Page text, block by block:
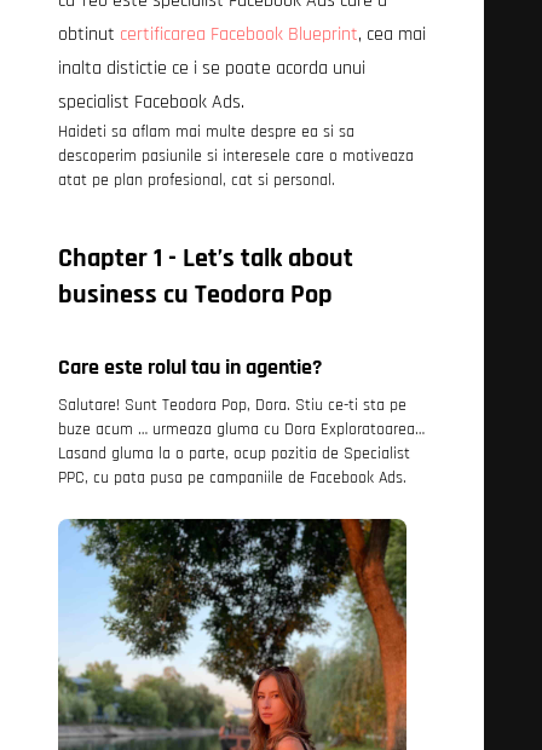
obtinut certificarea Facebook Blueprint, cea mai
inalta distictie ce i se poate acorda unui
specialist Facebook Ads.
Haideti sa aflam mai multe despre ea si sa
descoperim pasiunile si interesele care o motiveaza
atat pe plan profesional, cat si personal.
Chapter 1 - Let’s talk about
business cu Teodora Pop
Care este rolul tau in agentie?
Salutare! Sunt Teodora Pop, Dora. Stiu ce-ti sta pe
buze acum … urmeaza gluma cu Dora Exploratoarea…
Lasand gluma la o parte, ocup pozitia de Specialist
PPC, cu pata pusa pe campaniile de Facebook Ads.